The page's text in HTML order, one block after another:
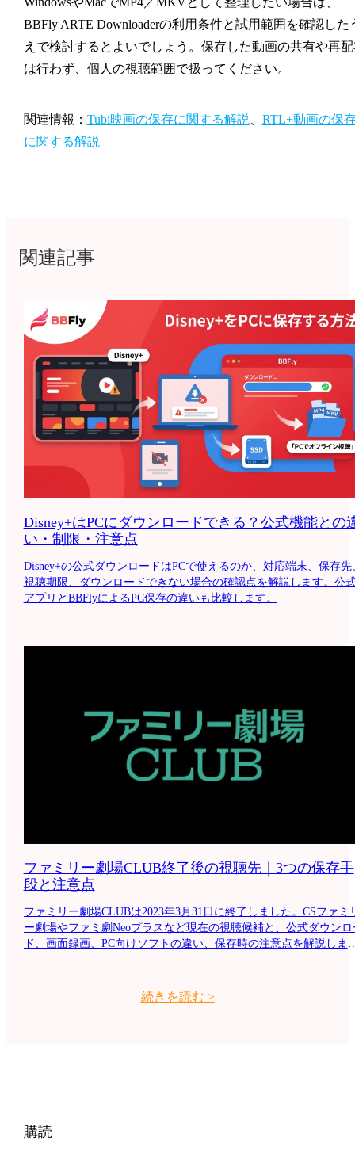
BBFly ARTE Downloaderの利用条件と試用範囲を確認した
えで検討するとよいでしょう。保存した動画の共有や再
は行わず、個人の視聴範囲で扱ってください。
関連情報： Tubi映画の保存に関する解説
RTL+動画の保
に関する解説
関連記事
Disney+はPCにダウンロードできる？公式機能との
い・制限・注意点
Disney+の公式ダウンロードはPCで使えるのか、対応端末、保存先
視聴期限、ダウンロードできない場合の確認点を解説します。公
アプリとBBFlyによるPC保存の違いも比較します。
ファミリー劇場CLUB終了後の視聴先｜3つの保存手
段と注意点
ファミリー劇場CLUBは2023年3月31日に終了しました。CSファミ
ー劇場やファミ劇Neoプラスなど現在の視聴候補と、公式ダウンロ
ド、画面録画、PC向けソフトの違い、保存時の注意点を解説しま
続きを読む >
購読